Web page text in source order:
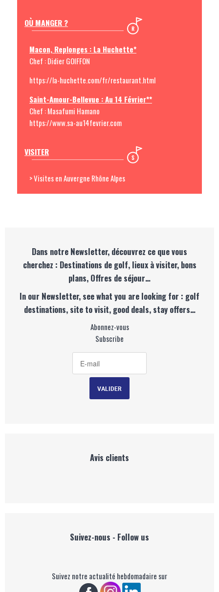
OÙ MANGER ?
Macon, Replonges : La Huchette*
Chef : Didier GOIFFON
https://la-huchette.com/fr/restaurant.html
Saint-Amour-Bellevue : Au 14 Février**
Chef : Masafumi Hamano
https://www.sa-au14fevrier.com
VISITER
> Visites en Auvergne Rhône Alpes
Dans notre Newsletter, découvrez ce que vous
cherchez : Destinations de golf, lieux à visiter, bons
plans, Offres de séjour…
In our Newsletter, see what you are looking for : golf
destinations, site to visit, good deals, stay offers…
Abonnez-vous
Subscribe
Avis clients
Suivez-nous - Follow us
Suivez notre actualité hebdomadaire sur